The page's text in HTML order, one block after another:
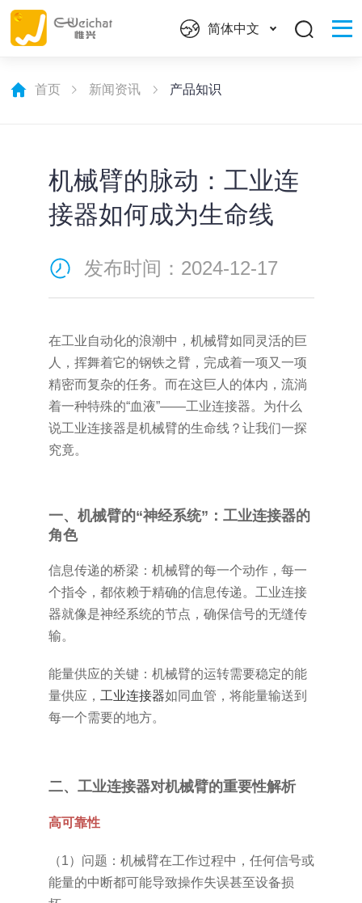
简体中文
首页 新闻资讯 产品知识
机械臂的脉动：工业连
接器如何成为生命线
发布时间：2024-12-17
在工业自动化的浪潮中，机械臂如同灵活的巨
人，挥舞着它的钢铁之臂，完成着一项又一项
精密而复杂的任务。而在这巨人的体内，流淌
着一种特殊的“血液”——工业连接器。为什么
说工业连接器是机械臂的生命线？让我们一探
究竟。
一、机械臂的“神经系统”：工业连接器的
角色
信息传递的桥梁：机械臂的每一个动作，每一
个指令，都依赖于精确的信息传递。工业连接
器就像是神经系统的节点，确保信号的无缝传
输。
能量供应的关键：机械臂的运转需要稳定的能
量供应， 工业连接器如同血管，将能量输送到
每一个需要的地方。
二、工业连接器对机械臂的重要性解析
高可靠性
（1）问题：机械臂在工作过程中，任何信号或
能量的中断都可能导致操作失误甚至设备损